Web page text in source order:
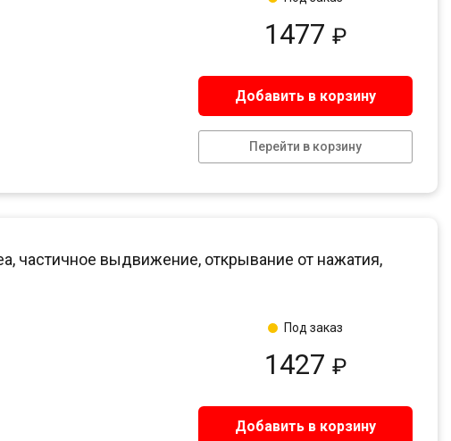
1477 ₽
Добавить в корзину
Перейти в корзину
частичное выдвижение, открывание от нажатия,
1427 ₽
Добавить в корзину
Под заказ